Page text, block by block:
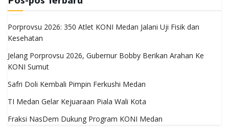
Porprovsu 2026: 350 Atlet KONI Medan Jalani Uji Fisik dan
Kesehatan
Jelang Porprovsu 2026, Gubernur Bobby Berikan Arahan Ke
KONI Sumut
Safri Doli Kembali Pimpin Ferkushi Medan
TI Medan Gelar Kejuaraan Piala Wali Kota
Fraksi NasDem Dukung Program KONI Medan